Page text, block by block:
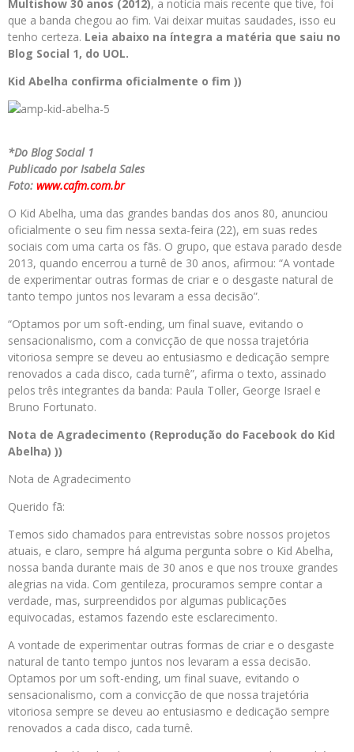
Multishow 30 anos (2012), a notícia mais recente que tive, foi
que a banda chegou ao fim. Vai deixar muitas saudades, isso eu
tenho certeza. Leia abaixo na íntegra a matéria que saiu no
Blog Social 1, do UOL.
Kid Abelha confirma oficialmente o fim ))
*Do Blog Social 1
Publicado por Isabela Sales
Foto: www.cafm.com.br
O Kid Abelha, uma das grandes bandas dos anos 80, anunciou
oficialmente o seu fim nessa sexta-feira (22), em suas redes
sociais com uma carta os fãs. O grupo, que estava parado desde
2013, quando encerrou a turnê de 30 anos, afirmou: “A vontade
de experimentar outras formas de criar e o desgaste natural de
tanto tempo juntos nos levaram a essa decisão”.
“Optamos por um soft-ending, um final suave, evitando o
sensacionalismo, com a convicção de que nossa trajetória
vitoriosa sempre se deveu ao entusiasmo e dedicação sempre
renovados a cada disco, cada turnê”, afirma o texto, assinado
pelos três integrantes da banda: Paula Toller, George Israel e
Bruno Fortunato.
Nota de Agradecimento (Reprodução do Facebook do Kid
Abelha) ))
Nota de Agradecimento
Querido fã:
Temos sido chamados para entrevistas sobre nossos projetos
atuais, e claro, sempre há alguma pergunta sobre o Kid Abelha,
nossa banda durante mais de 30 anos e que nos trouxe grandes
alegrias na vida. Com gentileza, procuramos sempre contar a
verdade, mas, surpreendidos por algumas publicações
equivocadas, estamos fazendo este esclarecimento.
A vontade de experimentar outras formas de criar e o desgaste
natural de tanto tempo juntos nos levaram a essa decisão.
Optamos por um soft-ending, um final suave, evitando o
sensacionalismo, com a convicção de que nossa trajetória
vitoriosa sempre se deveu ao entusiasmo e dedicação sempre
renovados a cada disco, cada turnê.